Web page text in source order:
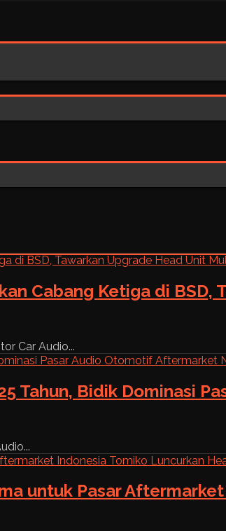
Cabang Ketiga di
Car Audio...
Tahun, Bidik Dominasi
untuk Pasar